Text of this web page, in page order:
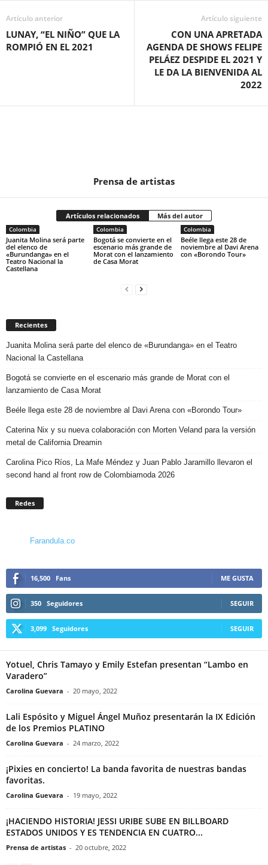
Artículo anterior
LUNAY, “EL NIÑO” QUE LA
ROMPIÓ EN EL 2021
Artículo siguiente
CON UNA APRETADA
AGENDA DE SHOWS FELIPE
PELÁEZ DESPIDE EL 2021 Y
LE DA LA BIENVENIDA AL
2022
Prensa de artistas
Artículos relacionados Más del autor
Colombia
Juanita Molina será parte
del elenco de
«Burundanga» en el
Teatro Nacional la
Castellana
Colombia
Bogotá se convierte en el
escenario más grande de
Morat con el lanzamiento
de Casa Morat
Colombia
Beéle llega este 28 de
noviembre al Davi Arena
con «Borondo Tour»
Recientes
Juanita Molina será parte del elenco de «Burundanga» en el Teatro
Nacional la Castellana
Bogotá se convierte en el escenario más grande de Morat con el
lanzamiento de Casa Morat
Beéle llega este 28 de noviembre al Davi Arena con «Borondo Tour»
Caterina Nix y su nueva colaboración con Morten Veland para la versión
metal de California Dreamin
Carolina Pico Ríos, La Mafe Méndez y Juan Pablo Jaramillo llevaron el
second hand al front row de Colombiamoda 2026
Redes
Farandula.co
16,500 Fans ME GUSTA
350 Seguidores SEGUIR
3,099 Seguidores SEGUIR
Yotuel, Chris Tamayo y Emily Estefan presentan “Lambo en
Varadero”
Carolina Guevara - 20 mayo, 2022
Lali Espósito y Miguel Ángel Muñoz presentarán la IX Edición
de los Premios PLATINO
Carolina Guevara - 24 marzo, 2022
¡Pixies en concierto! La banda favorita de nuestras bandas
favoritas.
Carolina Guevara - 19 mayo, 2022
¡HACIENDO HISTORIA! JESSI URIBE SUBE EN BILLBOARD
ESTADOS UNIDOS Y ES TENDENCIA EN CUATRO...
Prensa de artistas - 20 octubre, 2022